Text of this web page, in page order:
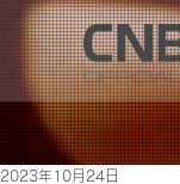
2023年10月24日